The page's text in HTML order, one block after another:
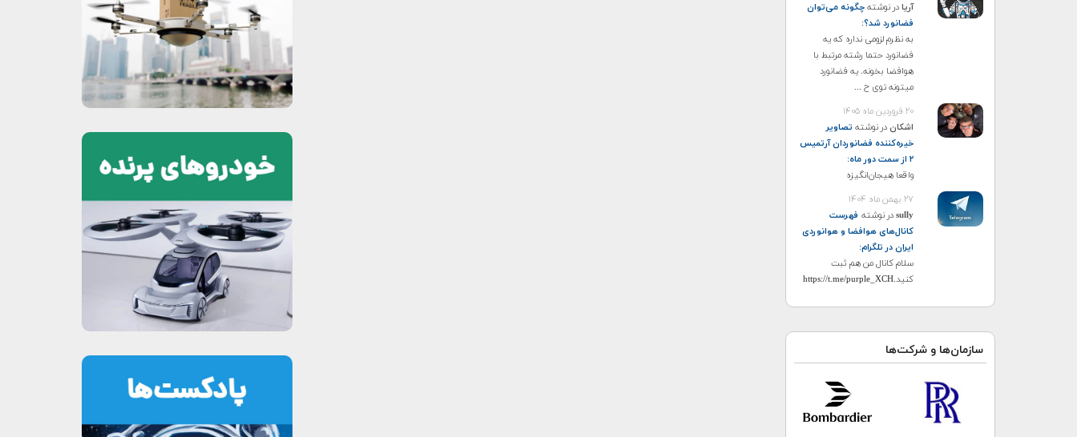
آریادر نوشتهچگونه می‌توان
فضانورد شد؟:
به نظرم لزومی نداره که یه
فضانورد حتما رشته مرتبط با
هوافضا بخونه. یه فضانورد
میتونه توی ح ...
۲۰ فروردین ماه ۱۴۰۵
اشکاندر نوشته تصاویر
خیره‌کننده فضانوردان آرتمیس
۲ از سمت دور ماه
:
واقعا هیجان‌انگیزه
۲۷ بهمن ماه ۱۴۰۴
sullyدر نوشته فهرست
کانال‌های هوافضا و هوانوردی
ایران در تلگرام:
سلام کانال من هم ثبت
کنید.https://t.me/purple_XCH
سازمان‌ها و شرکت‌ها